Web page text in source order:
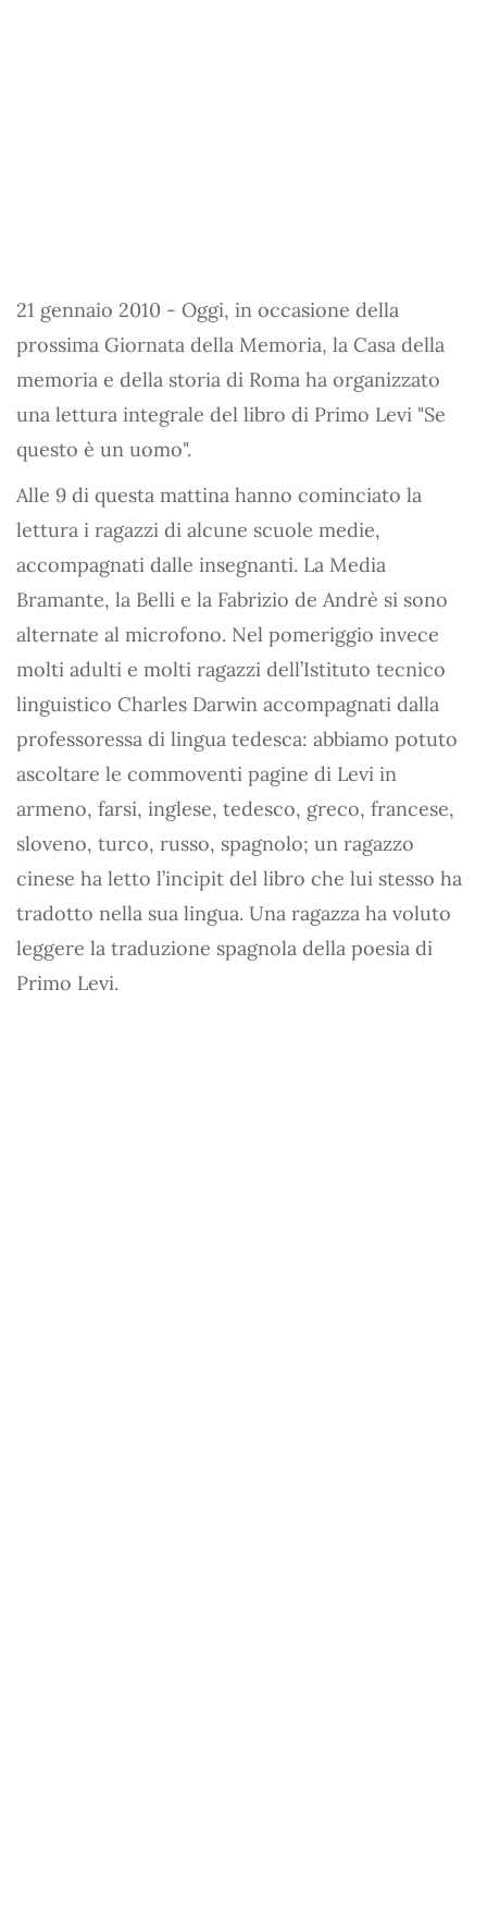
21 gennaio 2010 - Oggi, in occasione della
prossima Giornata della Memoria, la Casa della
memoria e della storia di Roma ha organizzato
una lettura integrale del libro di Primo Levi "Se
questo è un uomo".
Alle 9 di questa mattina hanno cominciato la
lettura i ragazzi di alcune scuole medie,
accompagnati dalle insegnanti. La Media
Bramante, la Belli e la Fabrizio de Andrè si sono
alternate al microfono. Nel pomeriggio invece
molti adulti e molti ragazzi dell’Istituto tecnico
linguistico Charles Darwin accompagnati dalla
professoressa di lingua tedesca: abbiamo potuto
ascoltare le commoventi pagine di Levi in
armeno, farsi, inglese, tedesco, greco, francese,
sloveno, turco, russo, spagnolo; un ragazzo
cinese ha letto l’incipit del libro che lui stesso ha
tradotto nella sua lingua. Una ragazza ha voluto
leggere la traduzione spagnola della poesia di
Primo Levi.